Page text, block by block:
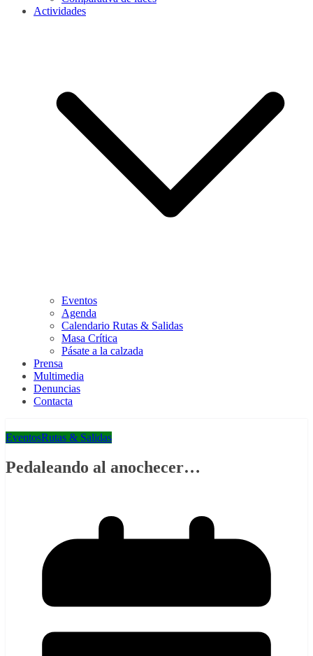
Actividades
Eventos
Agenda
Calendario Rutas & Salidas
Masa Crítica
Pásate a la calzada
Prensa
Multimedia
Denuncias
Contacta
EventosRutas & Salidas
Pedaleando al anochecer…